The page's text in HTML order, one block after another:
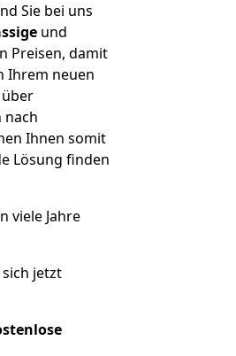
Sie bei uns
und
Preisen, damit
Ihrem neuen
nach
Ihnen somit
Lösung finden
viele Jahre
jetzt